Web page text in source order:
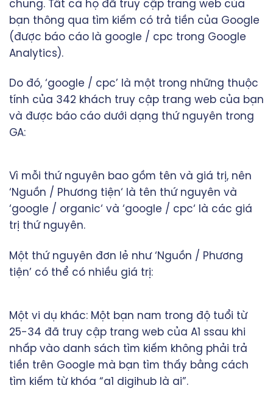
chung. Tất cả họ đã truy cập trang web của
bạn thông qua tìm kiếm có trả tiền của Google
(được báo cáo là google / cpc trong Google
Analytics).
Do đó, ‘google / cpc’ là một trong những thuộc
tính của 342 khách truy cập trang web của bạn
và được báo cáo dưới dạng thứ nguyên trong
GA:
Vì mỗi thứ nguyên bao gồm tên và giá trị, nên
‘Nguồn / Phương tiện‘ là tên thứ nguyên và
‘google / organic‘ và ‘google / cpc‘ là các giá
trị thứ nguyên.
Một thứ nguyên đơn lẻ như ‘Nguồn / Phương
tiện’ có thể có nhiều giá trị:
Một vi dụ khác: Một bạn nam trong độ tuổi từ
25-34 đã truy cập trang web của A1 ssau khi
nhấp vào danh sách tìm kiếm không phải trả
tiền trên Google mà bạn tìm thấy bằng cách
tìm kiếm từ khóa “a1 digihub là ai”.